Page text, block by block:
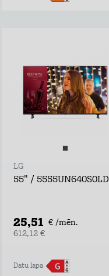
LG
55" / 5555UN640S0LD
25,51 € /mēn.
612,12 €
Datu lapa